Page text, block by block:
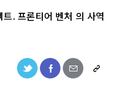
트. 프론티어 벤처 의 사역